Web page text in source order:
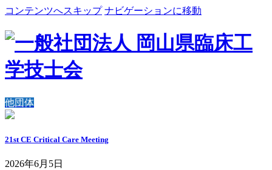
コンテンツへスキップ ナビゲーションに移動
他団体
21st CE Critical Care Meeting
2026年6月5日